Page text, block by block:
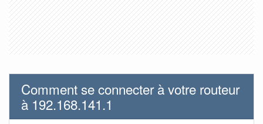
Comment se connecter à votre routeur
à 192.168.141.1